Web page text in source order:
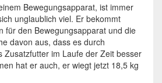
Bewegungsapparat, ist immer
unglaublich viel. Er bekommt
für den Bewegungsapparat und die
davon aus, dass es durch
Zusatzfutter im Laufe der Zeit besser
hat er auch, er wiegt jetzt 18,5 kg